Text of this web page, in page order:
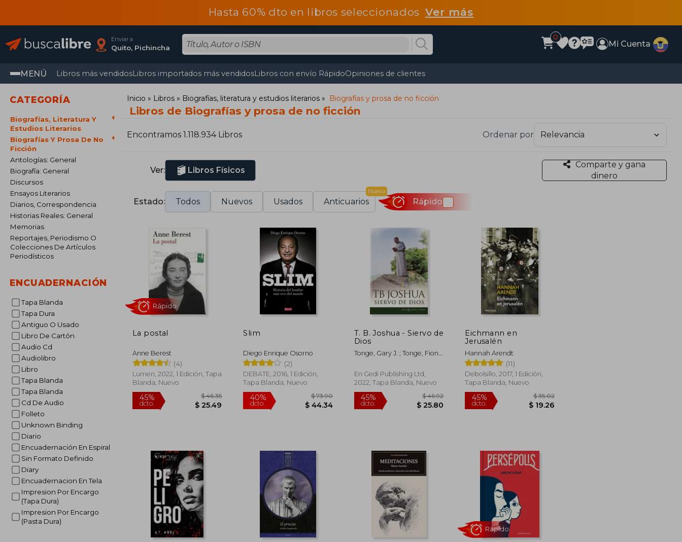
Hasta 60% dto en libros seleccionadosVer más
Enviar a
Quito, Pichincha
0
Mi Cuenta
MENÚ Libros más vendidosLibros importados más vendidosLibros con envío RápidoOpiniones de clientes
CATEGORÍA
Biografías, Literatura Y
Estudios Literarios
Biografías Y Prosa De No
Ficción
Antologías: General
Biografía: General
Discursos
Ensayos Literarios
Diarios, Correspondencia
Historias Reales: General
Memorias
Reportajes, Periodismo O
Colecciones De Artículos
Periodísticos
ENCUADERNACIÓN
Tapa Blanda
Tapa Dura
Antiguo O Usado
Libro De Cartón
Audio Cd
Audiolibro
Libro
Tapa Blanda
Tapa Blanda
Cd De Audio
Folleto
Unknown Binding
Diario
Encuadernación En Espiral
Sin Formato Definido
Diary
Encuadernacion En Tela
Impresion Por Encargo
(Tapa Dura)
Impresion Por Encargo
(Pasta Dura)
Inicio Libros Biografías, literatura y estudios literarios Biografías y prosa de no ficción
Libros de Biografías y prosa de no ficción
Encontramos 1.118.934 Libros Ordenar por
Ver: Libros Físicos
Comparte y gana
dinero
Estado: Todos Nuevos Usados Anticuarios
Nuevo
Rápido
La postal
Anne Berest
(4)
Lumen, 2022, 1 Edición, Tapa
Blanda, Nuevo
Slim
Diego Enrique Osorno
(2)
DEBATE, 2016, 1 Edición,
Tapa Blanda, Nuevo
T. B. Joshua - Siervo de
Dios
Tonge, Gary J. ; Tonge, Fiona
En Gedi Publishing Ltd,
2022, Tapa Blanda, Nuevo
$ 25.80
Eichmann en
Jerusalén
Hannah Arendt
(11)
Debolsillo, 2017, 1 Edición,
Tapa Blanda, Nuevo